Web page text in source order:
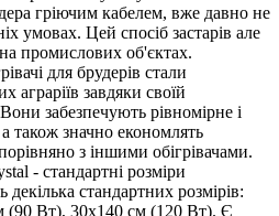
гріючим кабелем, вже давно не
умовах. Цей спосіб застарів але
промислових об'єктах.
для брудерів стали
аграріїв завдяки своїй
забезпечують рівномірне і
також значно економлять
з іншими обігрівачами.
- стандартні розміри
стандартних розмірів:
(90 Вт), 30х140 см (120 Вт). Є